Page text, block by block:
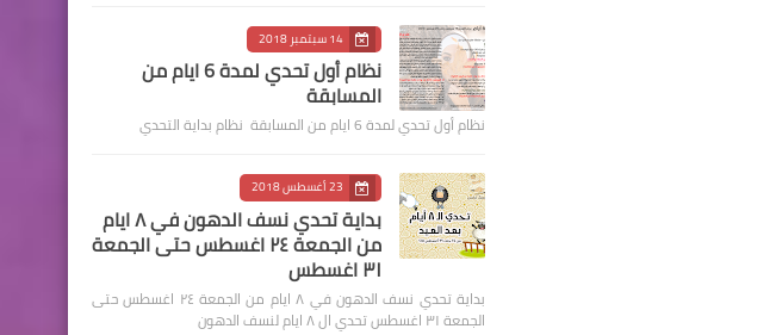
14 سبتمبر 2018
نظام أول تحدي لمدة 6 ايام من
المسابقة
نظام أول تحدي لمدة 6 ايام من المسابقة نظام بداية التحدي
23 أغسطس 2018
بداية تحدي نسف الدهون في ٨ ايام
من الجمعة ٢٤ اغسطس حتى الجمعة
٣١ اغسطس
بداية تحدي نسف الدهون في ٨ ايام من الجمعة ٢٤ اغسطس حتى
الجمعة ٣١ اغسطس تحدي ال ٨ ايام لنسف الدهون